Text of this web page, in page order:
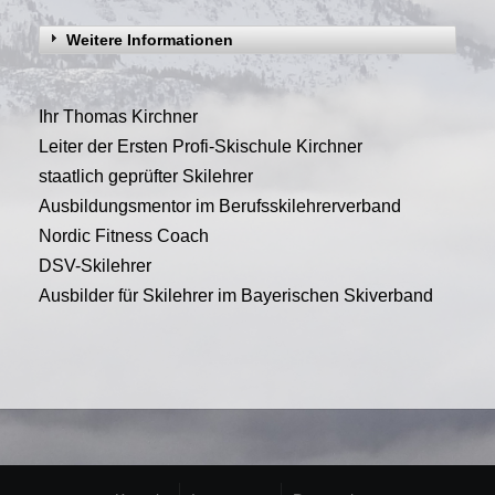
Weitere Informationen
Ihr Thomas Kirchner
Leiter der Ersten Profi-Skischule Kirchner
staatlich geprüfter Skilehrer
Ausbildungsmentor im Berufsskilehrerverband
Nordic Fitness Coach
DSV-Skilehrer
Ausbilder für Skilehrer im Bayerischen Skiverband